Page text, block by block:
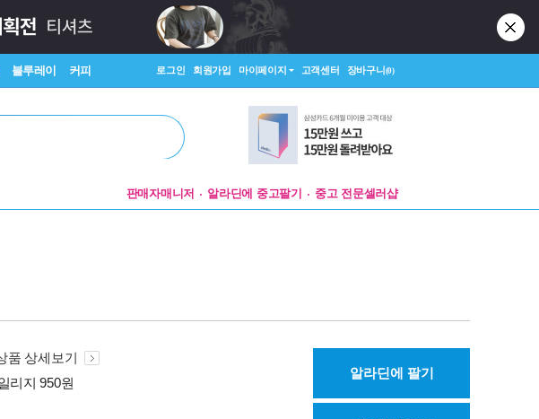
블루레이 커피 로그인 회원가입 마이페이지 고객센터 장바구니(0)
판매자매니저 알라딘에 중고팔기 중고 전문셀러샵
품 상세보기
리지 950원
알라딘에 팔기